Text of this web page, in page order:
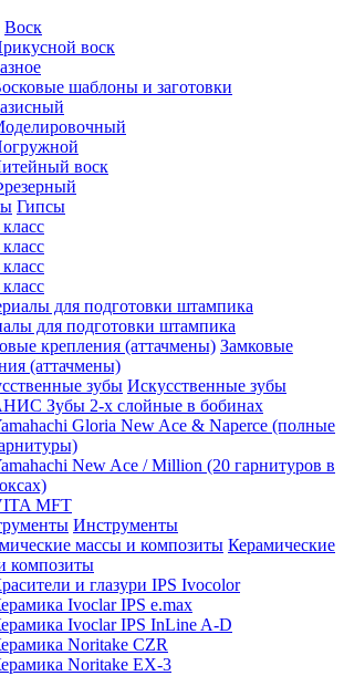
Воск
воск
шаблоны и заготовки
воск
Гипсы
класс
класс
для подготовки штампика
Замковые
(аттачмены)
Искусственные зубы
Зубы 2-х слойные в бобинах
Gloria New Ace & Naperce (полные
New Ace / Million (20 гарнитуров в
MFT
Инструменты
Керамические
композиты
и глазури IPS Ivocolor
Ivoclar IPS e.max
Ivoclar IPS InLine A-D
Noritake CZR
Noritake EX-3